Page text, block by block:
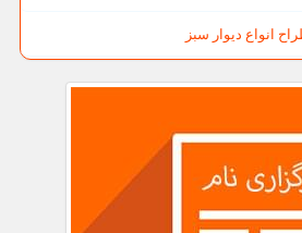
انواع دیوار سبز